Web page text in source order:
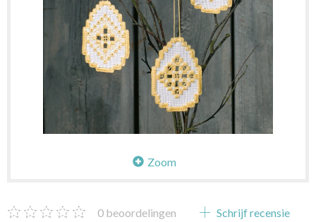
Zoom
0 beoordelingen Schrijf recensie